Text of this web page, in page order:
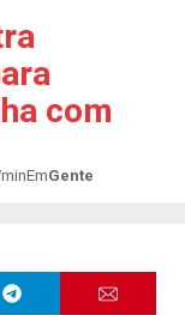
com
EmGente